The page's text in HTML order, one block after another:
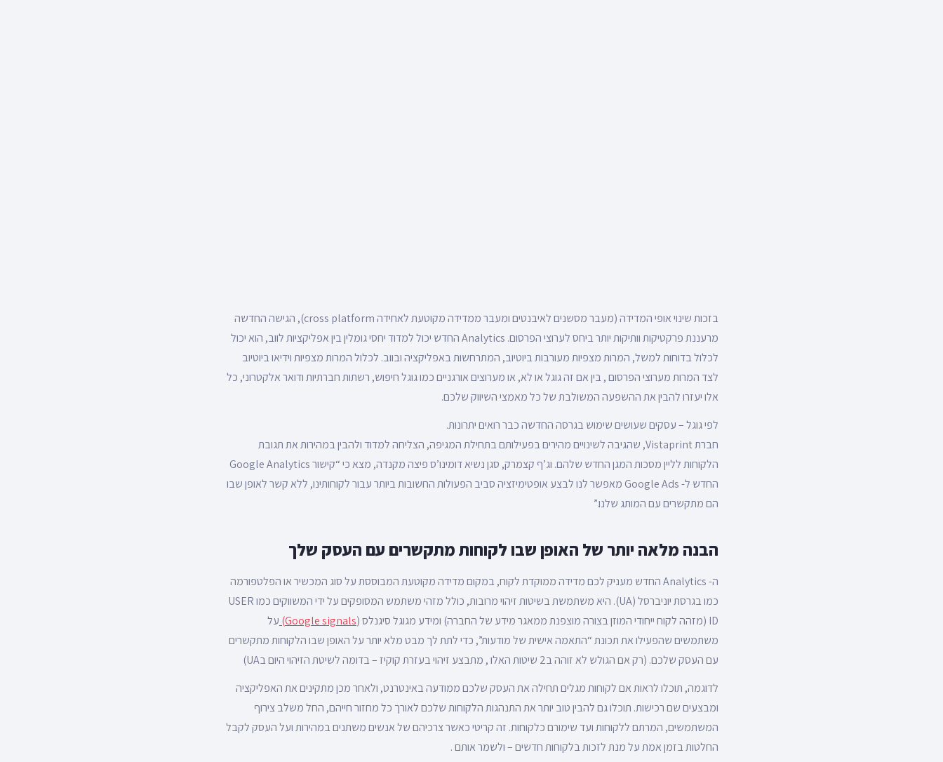
בזכות שינוי אופי המדידה (מעבר מסשנים לאיבנטים ומעבר ממדידה מקוטעת לאחידה cross platform), הגישה החדשה
מרעננת פרקטיקות וותיקות יותר ביחס לערוצי הפרסום. Analytics החדש יכול למדוד יחסי גומלין בין אפליקציות לווב, הוא יכול
לכלול בדוחות למשל, המרות מצפיות מעורבות ביוטיוב, המתרחשות באפליקציה ובווב. לכלול המרות מצפיות וידיאו ביוטיוב
לצד המרות מערוצי הפרסום , בין אם זה גוגל או לא, או מערוצים אורגניים כמו גוגל חיפוש, רשתות חברתיות ודואר אלקטרוני, כל
אלו יעזרו להבין את ההשפעה המשולבת של כל מאמצי השיווק שלכם.
לפי גוגל – עסקים שעושים שימוש בגרסה החדשה כבר רואים יתרונות.
חברת Vistaprint, שהגיבה לשינויים מהירים בפעילותם בתחילת המגיפה, הצליחה למדוד ולהבין במהירות את תגובת
הלקוחות לליין מסכות המגן החדש שלהם. וג’ף קצמרק, סגן נשיא דומינו’ס פיצה מקנדה, מצא כי “קישור Google Analytics
החדש ל- Google Ads מאפשר לנו לבצע אופטימיזציה סביב הפעולות החשובות ביותר עבור לקוחותינו, ללא קשר לאופן שבו
הם מתקשרים עם המותג שלנו.”
הבנה מלאה יותר של האופן שבו לקוחות מתקשרים עם העסק שלך
ה- Analytics החדש מעניק לכם מדידה ממוקדת לקוח, במקום מדידה מקוטעת המבוססת על סוג המכשיר או הפלטפורמה
כמו בגרסת יוניברסל (UA). היא משתמשת בשיטות זיהוי מרובות, כולל מזהי משתמש המסופקים על ידי המשווקים כמו USER
ID (מזהה לקוח ייחודי המוזן בצורה מוצפנת ממאגר מידע של החברה) ומידע מגוגל סיגנלס (
Google signals) על
משתמשים שהפעילו את תכונת “התאמה אישית של מודעות”, כדי לתת לך מבט מלא יותר על האופן שבו הלקוחות מתקשרים
עם העסק שלכם. (רק אם הגולש לא זוהה ב2 שיטות האלו , מתבצע זיהוי בעזרת קוקיז – בדומה לשיטת הזיהוי היום בUA)
לדוגמה, תוכלו לראות אם לקוחות מגלים תחילה את העסק שלכם ממודעה באינטרנט, ולאחר מכן מתקינים את האפליקציה
ומבצעים שם רכישות. תוכלו גם להבין טוב יותר את התנהגות הלקוחות שלכם לאורך כל מחזור חייהם, החל משלב צירוף
המשתמשים, המרתם ללקוחות ועד שימורם כלקוחות. זה קריטי כאשר צרכיהם של אנשים משתנים במהירות ועל העסק לקבל
החלטות בזמן אמת על מנת לזכות בלקוחות חדשים – ולשמר אותם .